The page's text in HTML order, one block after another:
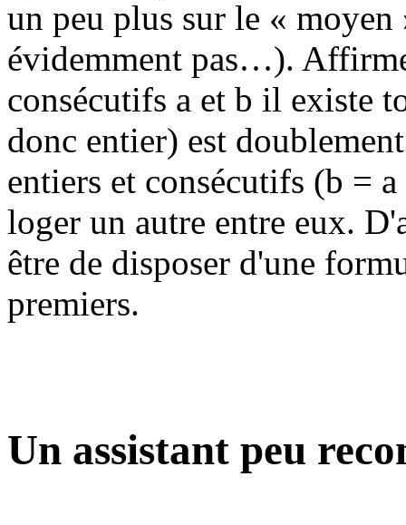
un peu plus sur le «
évidemment pas…).
consécutifs a et b il existe
donc entier) est
entiers et consécutifs (b =
loger un autre entre eux.
être de disposer d'une
premiers.
Un assistant peu